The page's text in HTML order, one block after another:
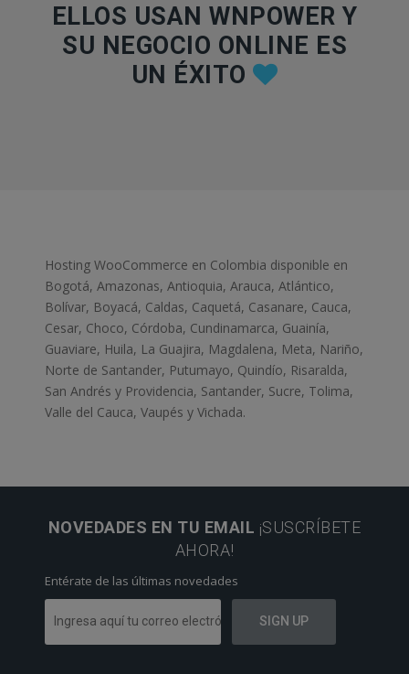
ELLOS USAN WNPOWER Y
SU NEGOCIO ONLINE ES
UN ÉXITO
Hosting WooCommerce en Colombia disponible en
Bogotá, Amazonas, Antioquia, Arauca, Atlántico,
Bolívar, Boyacá, Caldas, Caquetá, Casanare, Cauca,
Cesar, Choco, Córdoba, Cundinamarca, Guainía,
Guaviare, Huila, La Guajira, Magdalena, Meta, Nariño,
Norte de Santander, Putumayo, Quindío, Risaralda,
San Andrés y Providencia, Santander, Sucre, Tolima,
Valle del Cauca, Vaupés y Vichada.
NOVEDADES EN TU EMAIL ¡SUSCRÍBETE
AHORA!
Entérate de las últimas novedades